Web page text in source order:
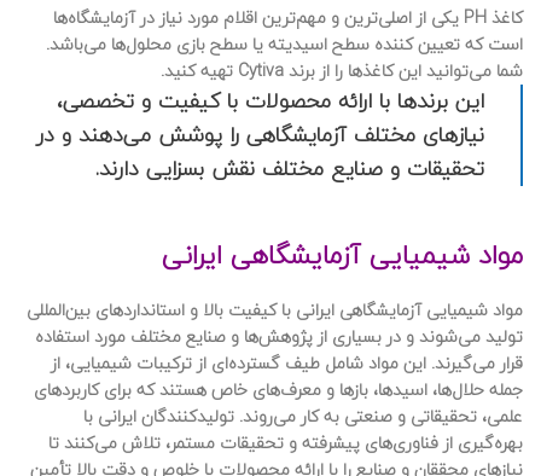
کاغذ PH یکی از اصلی‌ترین و مهم‌ترین اقلام مورد نیاز در آزمایشگاه‌ها
است که تعیین کننده سطح اسیدیته یا سطح بازی محلول‌ها می‌باشد.
شما می‌توانید این کاغذها را از برند Cytiva تهیه کنید.
این برندها با ارائه محصولات با کیفیت و تخصصی،
نیازهای مختلف آزمایشگاهی را پوشش می‌دهند و در
تحقیقات و صنایع مختلف نقش بسزایی دارند.
مواد شیمیایی آزمایشگاهی ایرانی
مواد شیمیایی آزمایشگاهی ایرانی با کیفیت بالا و استانداردهای بین‌المللی
تولید می‌شوند و در بسیاری از پژوهش‌ها و صنایع مختلف مورد استفاده
قرار می‌گیرند. این مواد شامل طیف گسترده‌ای از ترکیبات شیمیایی، از
جمله حلال‌ها، اسیدها، بازها و معرف‌های خاص هستند که برای کاربردهای
علمی، تحقیقاتی و صنعتی به کار می‌روند. تولیدکنندگان ایرانی با
بهره‌گیری از فناوری‌های پیشرفته و تحقیقات مستمر، تلاش می‌کنند تا
نیازهای محققان و صنایع را با ارائه محصولات با خلوص و دقت بالا تأمین